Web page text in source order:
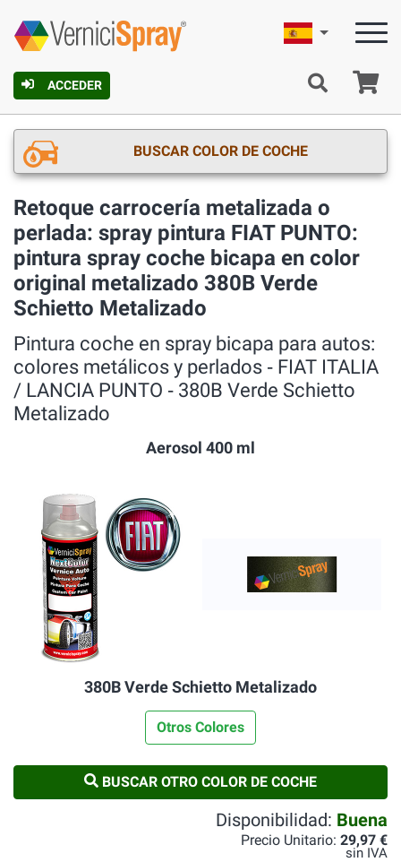
ACCEDER
Español
BUSCAR COLOR DE COCHE
Retoque carrocería metalizada o
perlada: spray pintura FIAT PUNTO:
pintura spray coche bicapa en color
original metalizado 380B Verde
Schietto Metalizado
Pintura coche en spray bicapa para autos:
colores metálicos y perlados ‐ FIAT ITALIA
/ LANCIA PUNTO ‐ 380B Verde Schietto
Metalizado
Aerosol 400 ml
380B Verde Schietto Metalizado
Otros Colores
BUSCAR OTRO COLOR DE COCHE
Disponibilidad: Buena
Precio Unitario: 29,97 €
sin IVA